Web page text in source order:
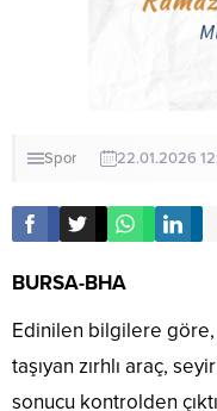
Spor 22.01.2026
BURSA-BHA
Edinilen bilgilere göre,
taşıyan zırhlı araç,
sonucu kontrolden